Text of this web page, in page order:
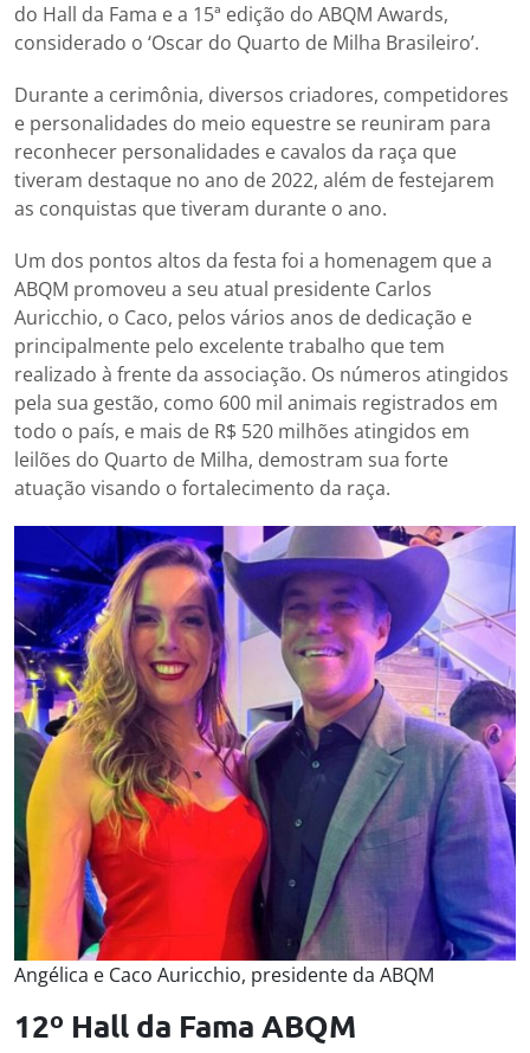
do Hall da Fama e a 15ª edição do ABQM Awards,
considerado o ‘Oscar do Quarto de Milha Brasileiro’.
Durante a cerimônia, diversos criadores, competidores
e personalidades do meio equestre se reuniram para
reconhecer personalidades e cavalos da raça que
tiveram destaque no ano de 2022, além de festejarem
as conquistas que tiveram durante o ano.
Um dos pontos altos da festa foi a homenagem que a
ABQM promoveu a seu atual presidente Carlos
Auricchio, o Caco, pelos vários anos de dedicação e
principalmente pelo excelente trabalho que tem
realizado à frente da associação. Os números atingidos
pela sua gestão, como 600 mil animais registrados em
todo o país, e mais de R$ 520 milhões atingidos em
leilões do Quarto de Milha, demostram sua forte
atuação visando o fortalecimento da raça.
Angélica e Caco Auricchio, presidente da ABQM
12º Hall da Fama ABQM